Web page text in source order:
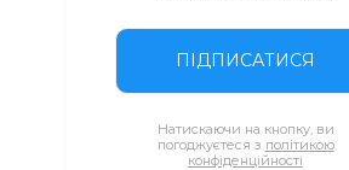
ПІДПИСАТИСЯ
Натискаючи на кнопку, ви
погоджуєтеся з політикою
конфіденційності